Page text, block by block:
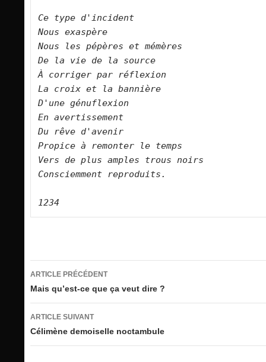
Ce type d'incident
Nous exaspère
Nous les pépères et mémères
De la vie de la source
À corriger par réflexion
La croix et la bannière
D'une génuflexion
En avertissement
Du rêve d'avenir
Propice à remonter le temps
Vers de plus amples trous noirs
Consciemment reproduits.
Navigation
des
articles
ARTICLE PRÉCÉDENT
Mais qu’est-ce que ça veut dire ?
ARTICLE SUIVANT
Célimène demoiselle noctambule